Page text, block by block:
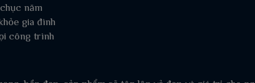
năm
gia đình
công trình